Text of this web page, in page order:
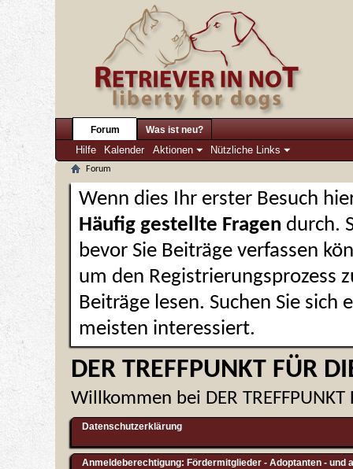
Forum
Hilfe Kalender Aktionen Nützliche Links
Was ist neu?
Forum
Wenn dies Ihr erster Besuch
Häufig gestellte Fragen durch.
bevor Sie Beiträge verfassen
um den Registrierungsprozess
Beiträge lesen. Suchen Sie sich
meisten interessiert.
DER TREFFPUNKT FÜR
Willkommen bei DER TREFFPUNKT
Datenschutzerklärung
Anmeldeberechtigung: Fördermitglieder - Adoptanten - und